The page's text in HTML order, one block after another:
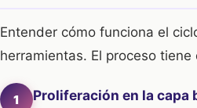
Entender cómo funciona el
herramientas. El proceso
1 Proliferación en la capa